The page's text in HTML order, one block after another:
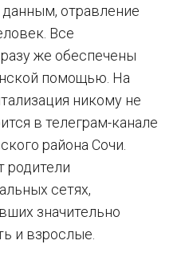
отравление
Все
же обеспечены
помощью. На
никому не
в телеграм-канале
района Cочи.
родители
сетях,
значительно
и взрослые.